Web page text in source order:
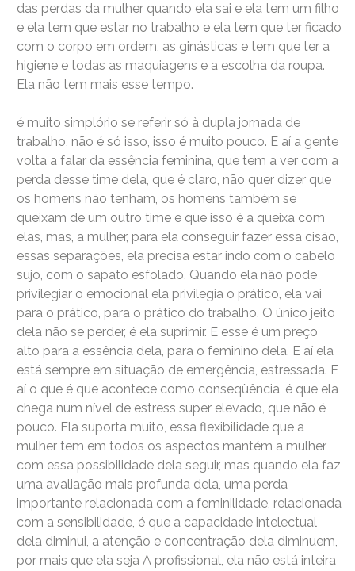
das perdas da mulher quando ela sai e ela tem um filho
e ela tem que estar no trabalho e ela tem que ter ficado
com o corpo em ordem, as ginásticas e tem que ter a
higiene e todas as maquiagens e a escolha da roupa.
Ela não tem mais esse tempo.
é muito simplório se referir só à dupla jornada de
trabalho, não é só isso, isso é muito pouco. E aí a gente
volta a falar da essência feminina, que tem a ver com a
perda desse time dela, que é claro, não quer dizer que
os homens não tenham, os homens também se
queixam de um outro time e que isso é a queixa com
elas, mas, a mulher, para ela conseguir fazer essa cisão,
essas separações, ela precisa estar indo com o cabelo
sujo, com o sapato esfolado. Quando ela não pode
privilegiar o emocional ela privilegia o prático, ela vai
para o prático, para o prático do trabalho. O único jeito
dela não se perder, é ela suprimir. E esse é um preço
alto para a essência dela, para o feminino dela. E aí ela
está sempre em situação de emergência, estressada. E
aí o que é que acontece como conseqüência, é que ela
chega num nível de estress super elevado, que não é
pouco. Ela suporta muito, essa flexibilidade que a
mulher tem em todos os aspectos mantém a mulher
com essa possibilidade dela seguir, mas quando ela faz
uma avaliação mais profunda dela, uma perda
importante relacionada com a feminilidade, relacionada
com a sensibilidade, é que a capacidade intelectual
dela diminui, a atenção e concentração dela diminuem,
por mais que ela seja A profissional, ela não está inteira